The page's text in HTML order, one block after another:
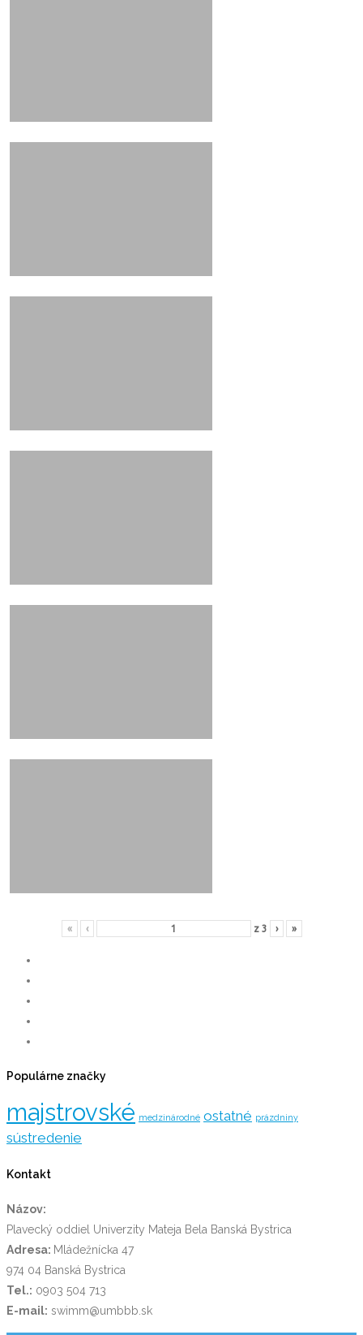
« ‹ z 3 › »
Populárne značky
majstrovské medzinárodné ostatné prázdniny
sústredenie
Kontakt
Názov:
Plavecký oddiel Univerzity Mateja Bela Banská Bystrica
Adresa: Mládežnícka 47
974 04 Banská Bystrica
Tel.: 0903 504 713
E-mail: swimm@umbbb.sk